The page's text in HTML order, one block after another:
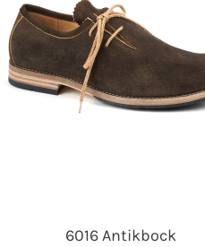
6016 Antikbock